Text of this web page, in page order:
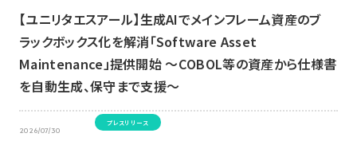
【ユニリタエスアール】生成AIでメインフレーム資産のブ
ラックボックス化を解消「Software Asset
Maintenance」提供開始 ～COBOL等の資産から仕様書
を自動生成、保守まで支援～
2026/07/30
プレスリリース